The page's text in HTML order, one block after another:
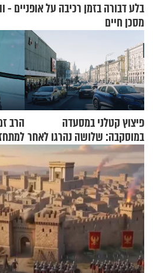
בלע דבורה בזמן רכיבה על אופניים -
מסכן חיים
פיצוץ קטלני במסעדה
במוסקבה: שלושה נהרגו לאחר
שמטען שנשאה אישה התפוצץ
הרב
עם